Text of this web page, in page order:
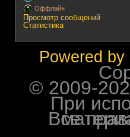
Оффлайн
Просмотр сообщений
Статистика
Powered
Все права на